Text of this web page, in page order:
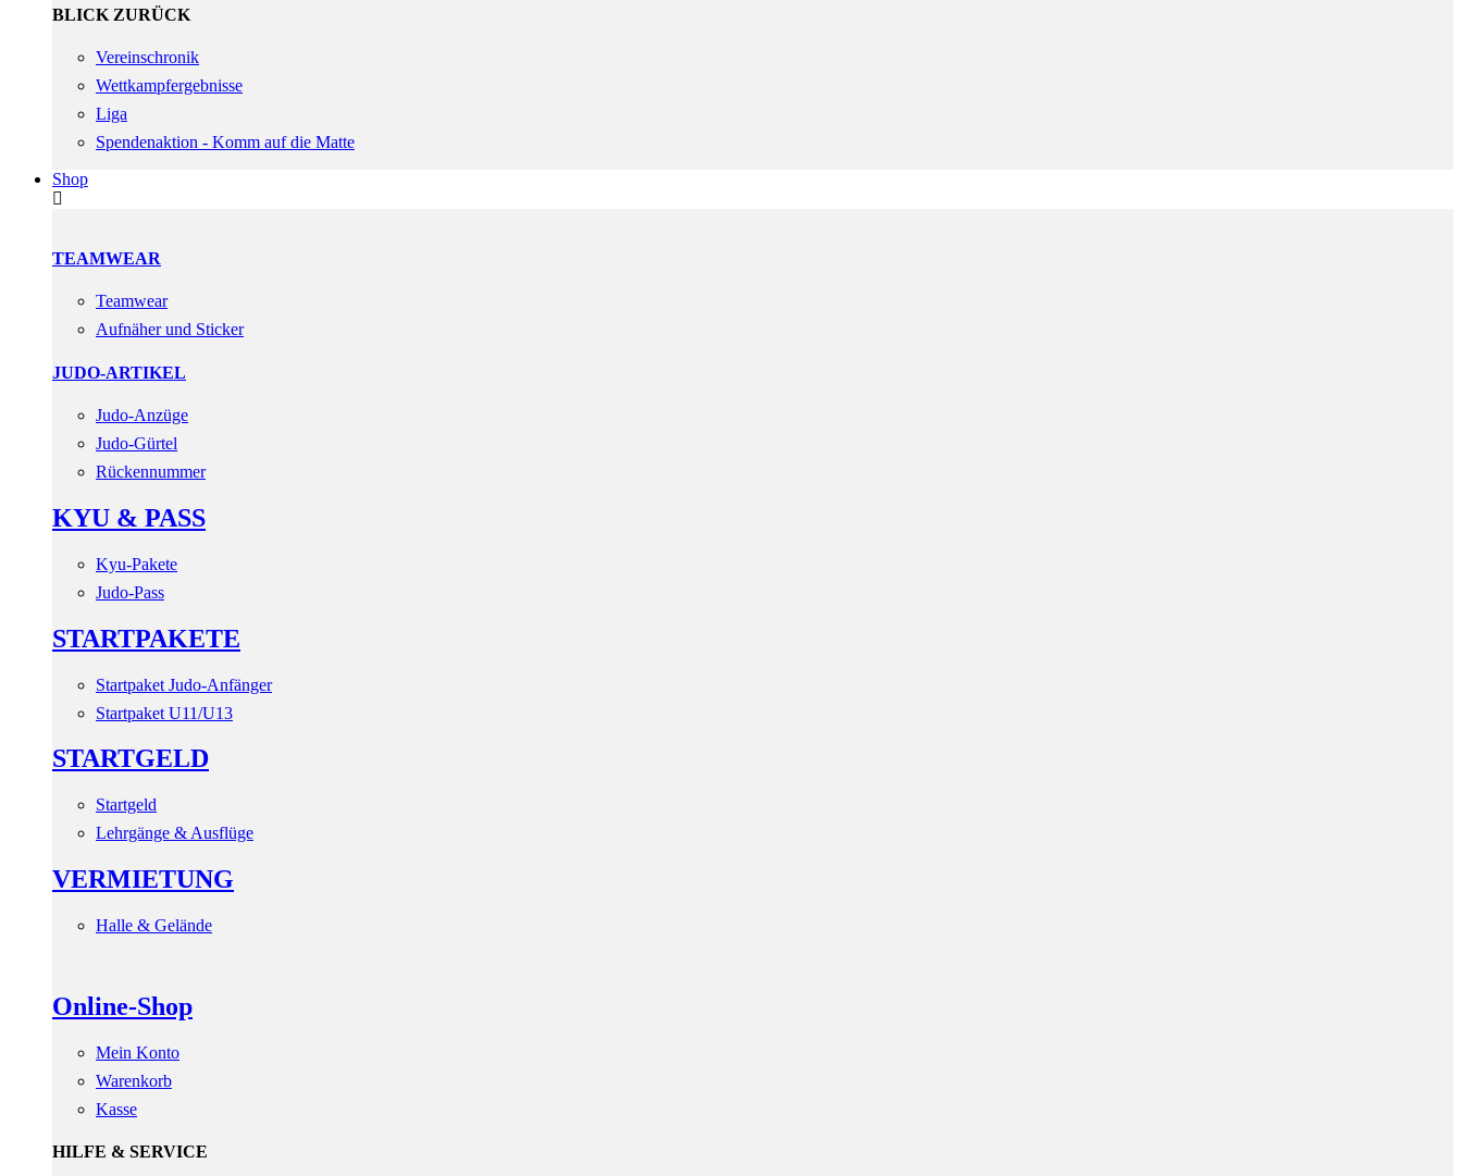
BLICK ZURÜCK
Vereinschronik
Wettkampfergebnisse
Liga
Spendenaktion - Komm auf die Matte
Shop
TEAMWEAR
Teamwear
Aufnäher und Sticker
JUDO-ARTIKEL
Judo-Anzüge
Judo-Gürtel
Rückennummer
KYU & PASS
Kyu-Pakete
Judo-Pass
STARTPAKETE
Startpaket Judo-Anfänger
Startpaket U11/U13
STARTGELD
Startgeld
Lehrgänge & Ausflüge
VERMIETUNG
Halle & Gelände
Online-Shop
Mein Konto
Warenkorb
Kasse
HILFE & SERVICE